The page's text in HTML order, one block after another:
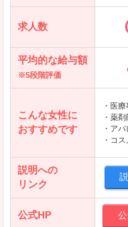
求人数
平均的な給与額
※5段階評価
こんな女性に
おすすめです
・医
・薬剤
・ア
・コス
説明への
リンク
公式HP